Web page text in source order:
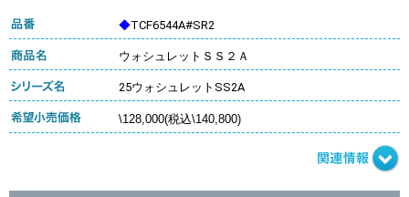
◆TCF6544A#SR2
ウォシュレットＳＳ２Ａ
25ウォシュレットSS2A
\128,000(税込\140,800)